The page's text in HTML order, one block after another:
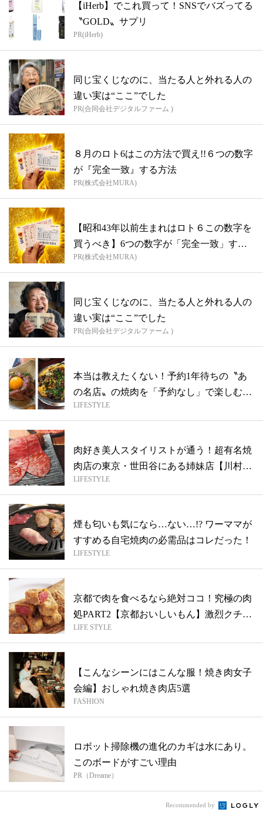
【iHerb】でこれ買って！SNSでバズってる
〝GOLD〟サプリ
PR(iHerb)
同じ宝くじなのに、当たる人と外れる人の
違い実は“ここ”でした
PR(合同会社デジタルファーム )
８月のロト6はこの方法で買え!!６つの数字
が『完全一致』する方法
PR(株式会社MURA)
【昭和43年以前生まれはロト６この数字を
買うべき】6つの数字が「完全一致」する
方...
PR(株式会社MURA)
同じ宝くじなのに、当たる人と外れる人の
違い実は“ここ”でした
PR(合同会社デジタルファーム )
本当は教えたくない！予約1年待ちの〝あ
の名店〟の焼肉を「予約なし」で楽しむ方
法
LIFESTYLE
肉好き美人スタイリストが通う！超有名焼
肉店の東京・世田谷にある姉妹店【川村桃
子の...
LIFESTYLE
煙も匂いも気になら…ない…!? ワーママが
すすめる自宅焼肉の必需品はコレだった！
LIFESTYLE
京都で肉を食べるなら絶対ココ！究極の肉
処PART2【京都おいしいもん】激烈クチ
コ...
LIFE STYLE
【こんなシーンにはこんな服！焼き肉女子
会編】おしゃれ焼き肉店5選
FASHION
ロボット掃除機の進化のカギは水にあり。
このボードがすごい理由
PR（Dreame）
Recommended by